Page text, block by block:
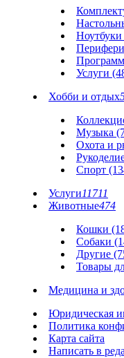
Ноутбуки
Услуги
Хобби и отдых
Музыка
Охота и
Спорт
Услуги11711
Животные474
Кошки
Собаки
Другие
Товары
Медицина и
Юридическая
Политика
Карта сайта
Написать в